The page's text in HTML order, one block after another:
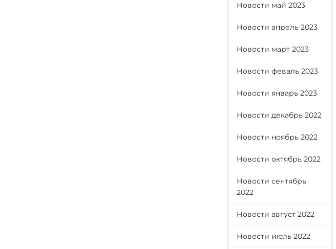
Новости май 2023
Новости апрель 2023
Новости март 2023
Новости феваль 2023
Новости январь 2023
Новости декабрь 2022
Новости ноябрь 2022
Новости октябрь 2022
Новости сентябрь
2022
Новости август 2022
Новости июль 2022